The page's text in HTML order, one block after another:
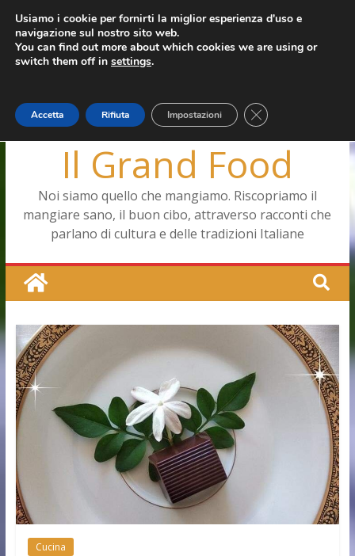
Salta
contenuto
martedì, Agosto 4, 2026
Ultimo: Capodimonte, ritorna la tavola di corte
Pizza a Corte
Le carote, alleate della pelle e non solo
Il Grand Food
Noi siamo quello che mangiamo. Riscopriamo il
mangiare sano, il buon cibo, attraverso racconti che
parlano di cultura e delle tradizioni Italiane
Cucina
Usiamo i cookie per fornirti la miglior esperienza d'uso e
navigazione sul nostro sito web.
You can find out more about which cookies we are using or
switch them off in settings.
Accetta Rifiuta Impostazioni Close GDPR